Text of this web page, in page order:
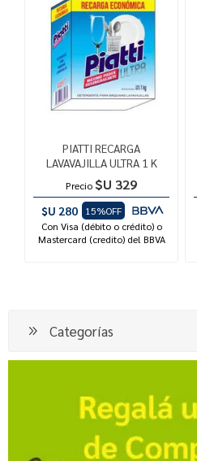
PIATTI RECARGA
LAVAVAJILLA ULTRA 1 K
Precio $U 329
$U 280
15%OFF
Con Visa (débito o crédito) o
Mastercard (credito) del BBVA
Categorías